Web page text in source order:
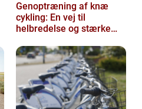
Genoptræning af knæ
cykling: En vej til
helbredelse og stærke